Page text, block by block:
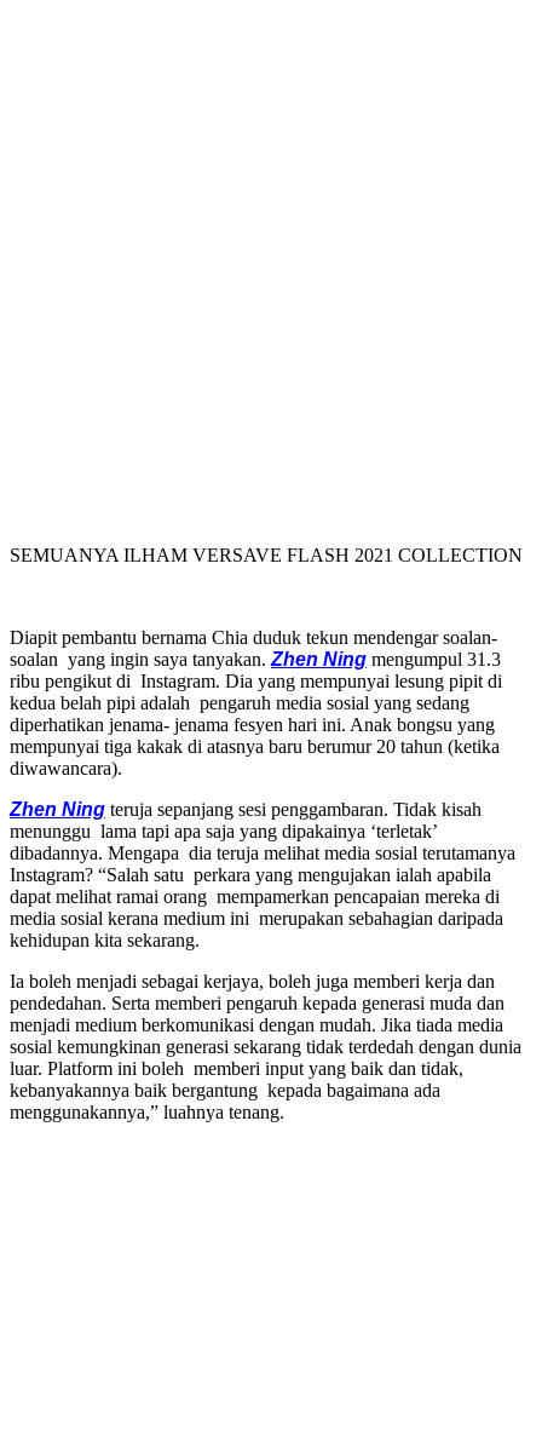
SEMUANYA ILHAM VERSAVE FLASH 2021 COLLECTION
Diapit pembantu bernama Chia duduk tekun mendengar soalan-
soalan yang ingin saya tanyakan. Zhen Ning mengumpul 31.3
ribu pengikut di Instagram. Dia yang mempunyai lesung pipit di
kedua belah pipi adalah pengaruh media sosial yang sedang
diperhatikan jenama- jenama fesyen hari ini. Anak bongsu yang
mempunyai tiga kakak di atasnya baru berumur 20 tahun (ketika
diwawancara).
Zhen Ning teruja sepanjang sesi penggambaran. Tidak kisah
menunggu lama tapi apa saja yang dipakainya ‘terletak’
dibadannya. Mengapa dia teruja melihat media sosial terutamanya
Instagram? “Salah satu perkara yang mengujakan ialah apabila
dapat melihat ramai orang mempamerkan pencapaian mereka di
media sosial kerana medium ini merupakan sebahagian daripada
kehidupan kita sekarang.
Ia boleh menjadi sebagai kerjaya, boleh juga memberi kerja dan
pendedahan. Serta memberi pengaruh kepada generasi muda dan
menjadi medium berkomunikasi dengan mudah. Jika tiada media
sosial kemungkinan generasi sekarang tidak terdedah dengan dunia
luar. Platform ini boleh memberi input yang baik dan tidak,
kebanyakannya baik bergantung kepada bagaimana ada
menggunakannya,” luahnya tenang.